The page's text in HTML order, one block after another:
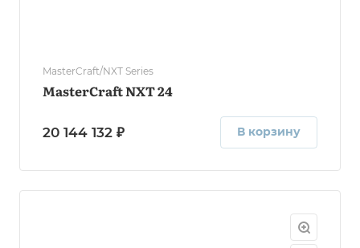
MasterCraft/NXT Series
MasterCraft NXT 24
20 144 132 ₽ В корзину